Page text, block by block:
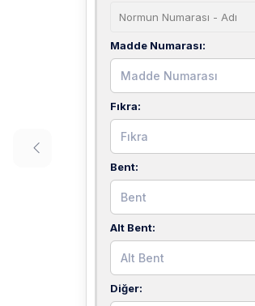
Normun Numarası - Adı
Madde Numarası:
Fıkra:
Bent:
Alt Bent:
Diğer: